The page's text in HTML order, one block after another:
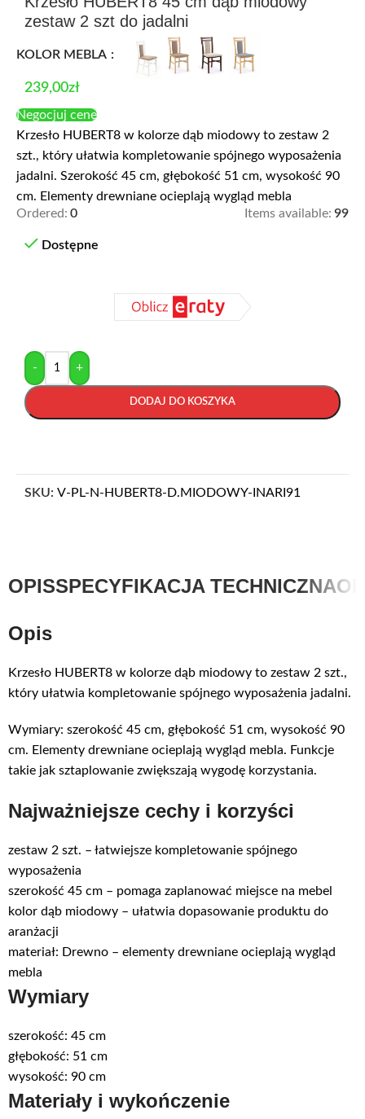
zestaw 2 szt do jadalni
KOLOR MEBLA
239,00zł
Negocjuj cenę
Krzesło HUBERT8 w kolorze dąb miodowy to zestaw 2
szt., który ułatwia kompletowanie spójnego wyposażenia
jadalni. Szerokość 45 cm, głębokość 51 cm, wysokość 90
cm. Elementy drewniane ocieplają wygląd mebla
Ordered: 0 Items available: 99
Dostępne
- +
DODAJ DO KOSZYKA
SKU: V-PL-N-HUBERT8-D.MIODOWY-INARI91
OPISSPECYFIKACJA TECHNICZNA
Opis
Krzesło HUBERT8 w kolorze dąb miodowy to zestaw 2 szt.,
który ułatwia kompletowanie spójnego wyposażenia jadalni.
Wymiary: szerokość 45 cm, głębokość 51 cm, wysokość 90
cm. Elementy drewniane ocieplają wygląd mebla. Funkcje
takie jak sztaplowanie zwiększają wygodę korzystania.
Najważniejsze cechy i korzyści
zestaw 2 szt. – łatwiejsze kompletowanie spójnego
wyposażenia
szerokość 45 cm – pomaga zaplanować miejsce na mebel
kolor dąb miodowy – ułatwia dopasowanie produktu do
aranżacji
materiał: Drewno – elementy drewniane ocieplają wygląd
mebla
Wymiary
szerokość: 45 cm
głębokość: 51 cm
wysokość: 90 cm
Materiały i wykończenie